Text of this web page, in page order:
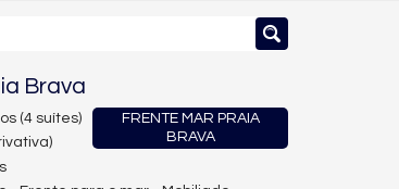
Brava
FRENTE MAR PRAIA
BRAVA
(4 suítes)